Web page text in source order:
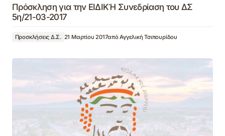
Πρόσκληση για την ΕΙΔΙΚΉ Συνεδρίαση του ΔΣ
5η/21-03-2017
Προσκλήσεις Δ.Σ. 21 Μαρτίου 2017απόΑγγελική Τσιπουρίδου